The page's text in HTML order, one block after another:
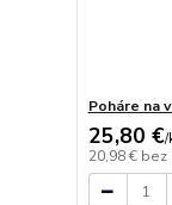
Poháre na
25,80 €/
20,98 € bez